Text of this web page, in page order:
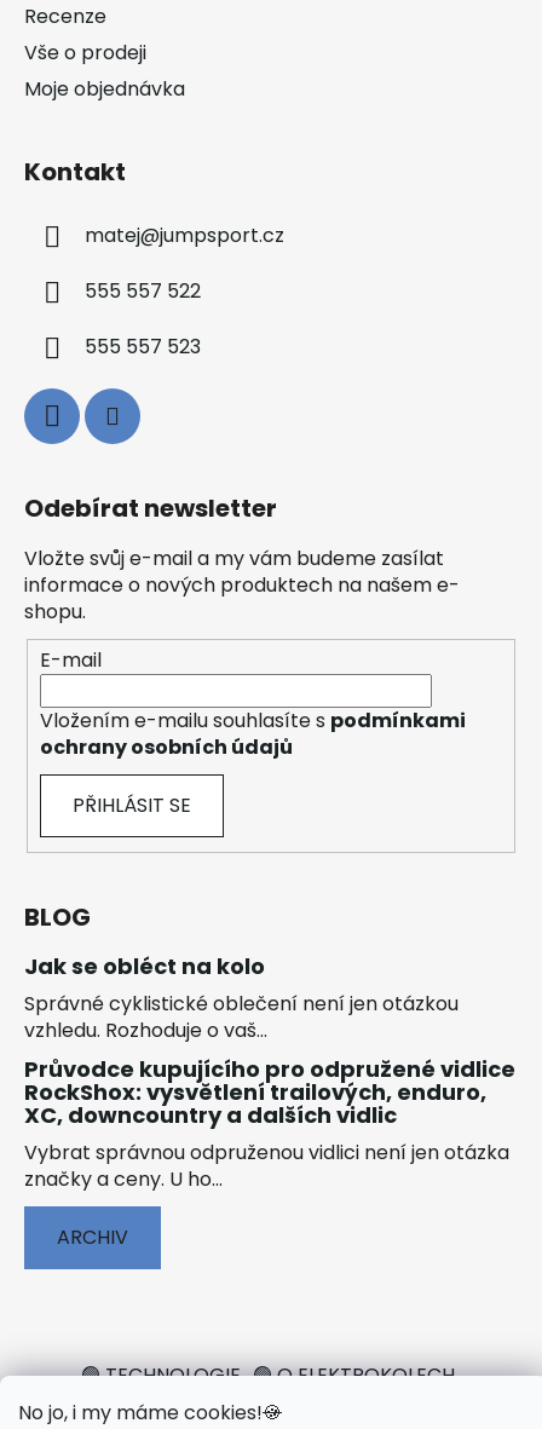
No jo, i my máme cookies!🍪
Recenze
Vše o prodeji
Moje objednávka
Kontakt
matej@jumpsport.cz
555 557 522
555 557 523
Odebírat newsletter
Vložte svůj e-mail a my vám budeme zasílat
informace o nových produktech na našem e-
shopu.
E-mail
Vložením e-mailu souhlasíte s podmínkami
ochrany osobních údajů
PŘIHLÁSIT SE
BLOG
Jak se obléct na kolo
Správné cyklistické oblečení není jen otázkou
vzhledu. Rozhoduje o vaš...
Průvodce kupujícího pro odpružené vidlice
RockShox: vysvětlení trailových, enduro,
XC, downcountry a dalších vidlic
Vybrat správnou odpruženou vidlici není jen otázka
značky a ceny. U ho...
ARCHIV
🟢 TECHNOLOGIE 🟢 O ELEKTROKOLECH
🟢 NÁVODY KE STAŽENÍ